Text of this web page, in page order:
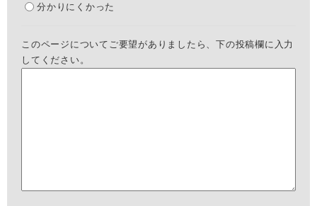
分かりにくかった
このページについてご要望がありましたら、下の投稿欄に入力
してください。